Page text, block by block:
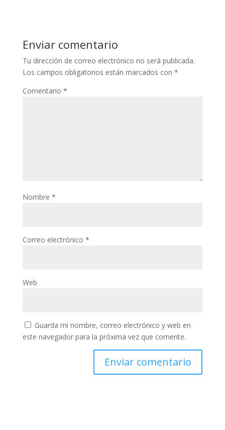
Enviar comentario
Tu dirección de correo electrónico no será publicada.
Los campos obligatorios están marcados con *
Comentario *
Nombre *
Correo electrónico *
Web
Guarda mi nombre, correo electrónico y web en
este navegador para la próxima vez que comente.